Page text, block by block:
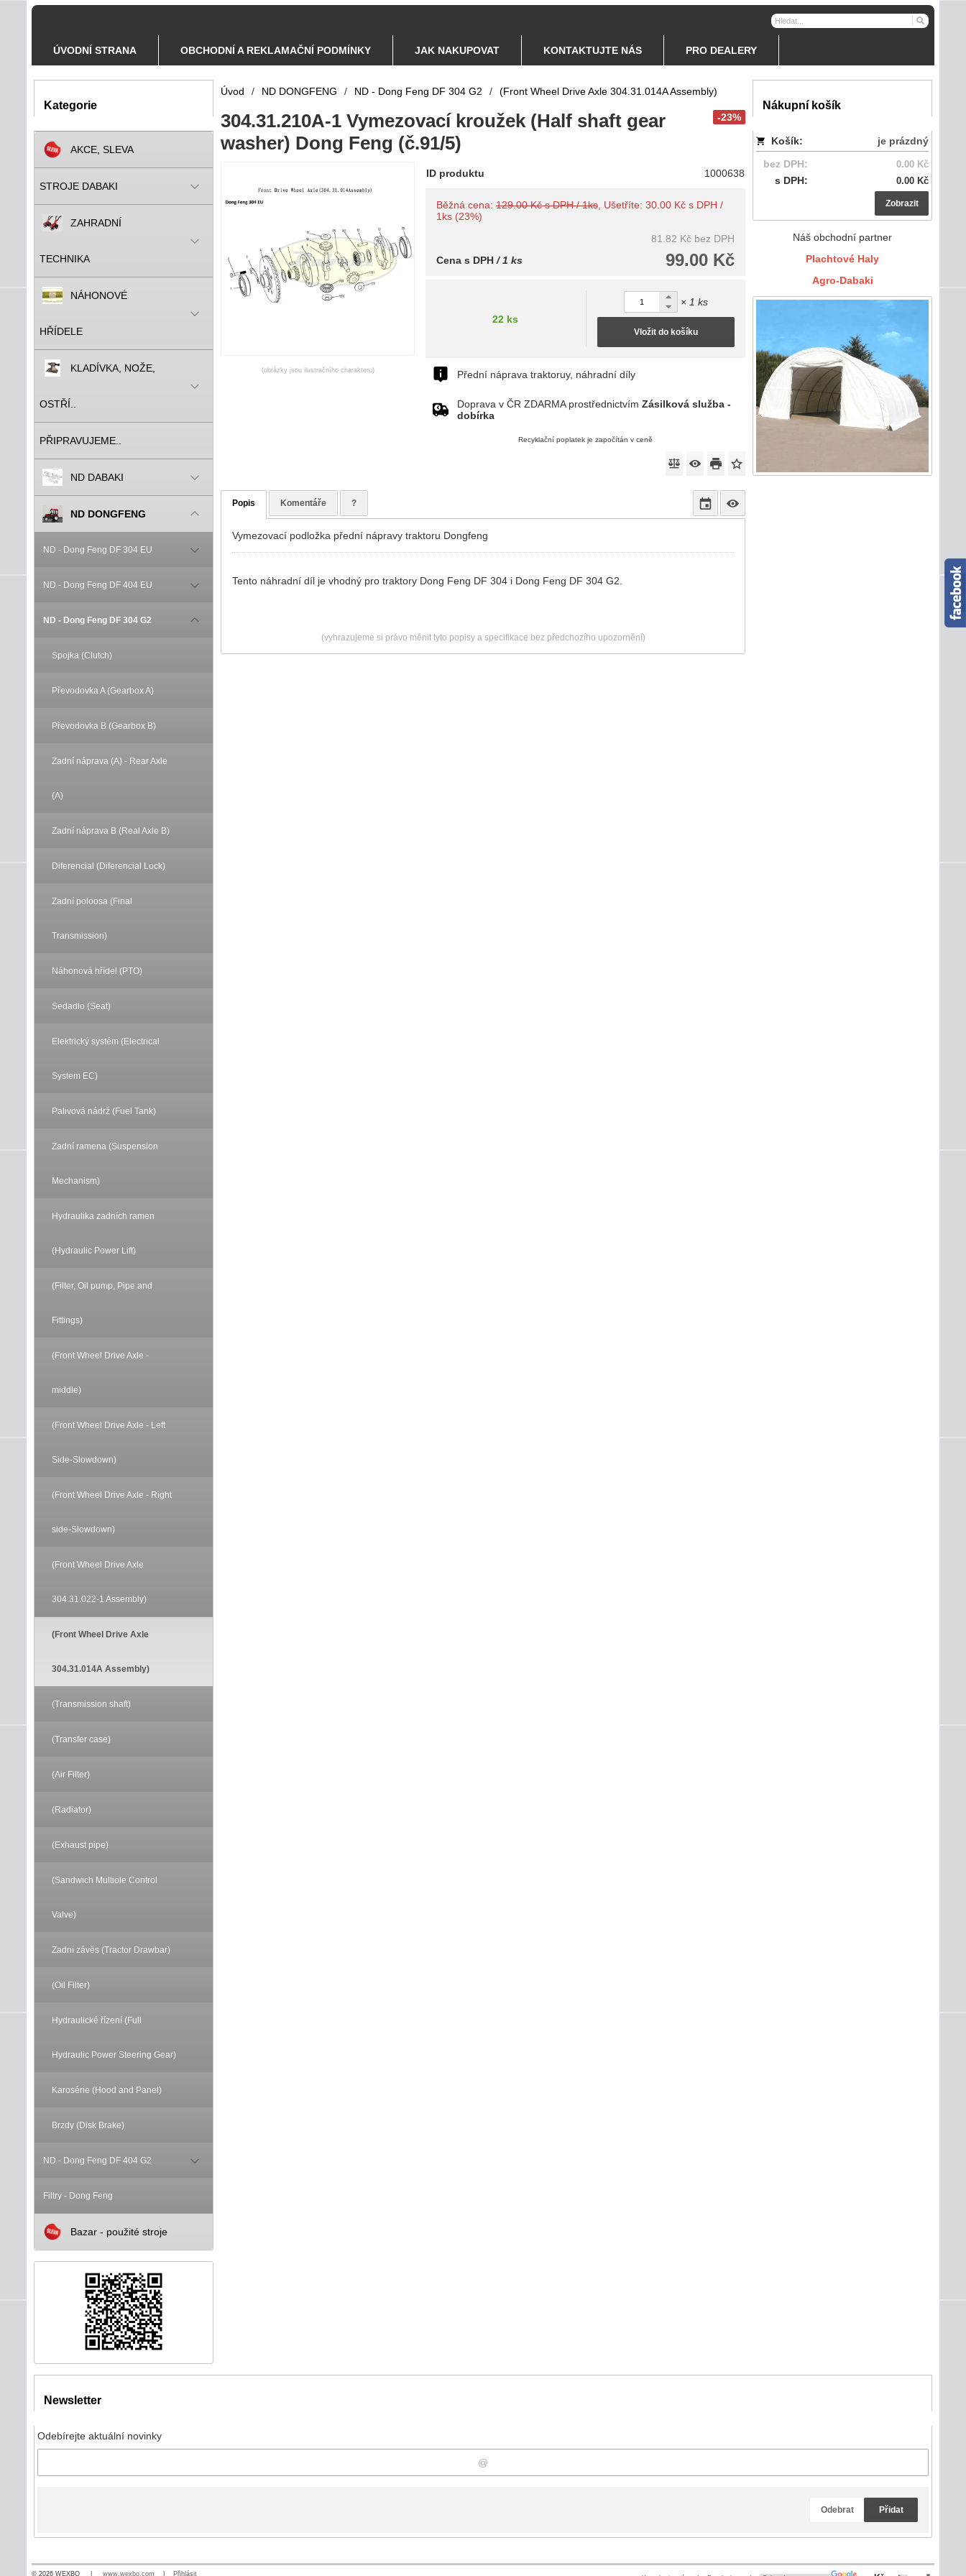
ÚVODNÍ STRANA OBCHODNÍ A REKLAMAČNÍ PODMÍNKY JAK NAKUPOVAT KONTAKTUJTE NÁS PRO DEALERY
Kategorie
AKCE, SLEVA
STROJE DABAKI
ZAHRADNÍ
TECHNIKA
NÁHONOVÉ
HŘÍDELE
KLADÍVKA, NOŽE,
OSTŘÍ..
PŘIPRAVUJEME..
ND DABAKI
ND DONGFENG
ND - Dong Feng DF 304 EU
ND - Dong Feng DF 404 EU
ND - Dong Feng DF 304 G2
Spojka (Clutch)
Převodovka A (Gearbox A)
Převodovka B (Gearbox B)
Zadní náprava (A) - Rear Axle
(A)
Zadní náprava B (Real Axle B)
Diferencial (Diferencial Lock)
Zadní poloosa (Final
Transmission)
Náhonová hřídel (PTO)
Sedadlo (Seat)
Elektrický systém (Electrical
System EC)
Palivová nádrž (Fuel Tank)
Zadní ramena (Suspension
Mechanism)
Hydraulika zadních ramen
(Hydraulic Power Lift)
(Filter, Oil pump, Pipe and
Fittings)
(Front Wheel Drive Axle -
middle)
(Front Wheel Drive Axle - Left
Side-Slowdown)
(Front Wheel Drive Axle - Right
side-Slowdown)
(Front Wheel Drive Axle
304.31.022-1 Assembly)
(Front Wheel Drive Axle
304.31.014A Assembly)
(Transmission shaft)
(Transfer case)
(Air Filter)
(Radiator)
(Exhaust pipe)
(Sandwich Multiole Control
Valve)
Zadní závěs (Tractor Drawbar)
(Oil Filter)
Hydraulické řízení (Full
Hydraulic Power Steering Gear)
Karosérie (Hood and Panel)
Brzdy (Disk Brake)
ND - Dong Feng DF 404 G2
Filtry - Dong Feng
Bazar - použité stroje
Nákupní košík
Košík:
je prázdný
bez DPH:
0.00 Kč
s DPH: 0.00 Kč
Zobrazit
Náš obchodní partner
Plachtové Haly
Agro-Dabaki
Úvod / ND DONGFENG / ND - Dong Feng DF 304 G2 / (Front Wheel Drive Axle 304.31.014A Assembly)
-23%
304.31.210A-1 Vymezovací kroužek (Half shaft gear
washer) Dong Feng (č.91/5)
(obrázky jsou ilustračního charakteru)
ID produktu 1000638
Běžná cena: 129.00 Kč s DPH / 1ks , Ušetříte: 30.00 Kč s DPH /
1ks (23%)
81.82 Kč bez DPH
99.00 Kč
Cena s DPH / 1 ks
22 ks
× 1 ks
Vložit do košíku
Přední náprava traktoruy, náhradní díly
Doprava v ČR ZDARMA prostřednictvím Zásilková služba -
dobírka
Recyklační poplatek je započítán v ceně
Popis Komentáře ?
Vymezovací podložka přední nápravy traktoru Dongfeng
Tento náhradní díl je vhodný pro traktory Dong Feng DF 304 i Dong Feng DF 304 G2.
(vyhrazujeme si právo měnit tyto popisy a specifikace bez předchozího upozornění)
Newsletter
Odebírejte aktuální novinky
Odebrat Přidat
© 2026 WEXBO | www.wexbo.com Přihlásit